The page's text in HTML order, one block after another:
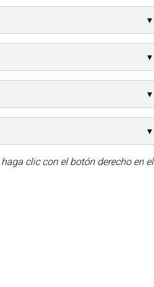
clic con el botón derecho en el